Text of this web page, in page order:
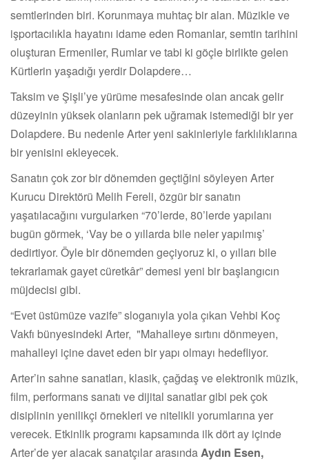
semtlerinden biri. Korunmaya muhtaç bir alan. Müzikle ve
işportacılıkla hayatını idame eden Romanlar, semtin tarihini
oluşturan Ermeniler, Rumlar ve tabi ki göçle birlikte gelen
Kürtlerin yaşadığı yerdir Dolapdere…
Taksim ve Şişli’ye yürüme mesafesinde olan ancak gelir
düzeyinin yüksek olanların pek uğramak istemediği bir yer
Dolapdere. Bu nedenle Arter yeni sakinleriyle farklılıklarına
bir yenisini ekleyecek.
Sanatın çok zor bir dönemden geçtiğini söyleyen Arter
Kurucu Direktörü Melih Fereli, özgür bir sanatın
yaşatılacağını vurgularken “70’lerde, 80’lerde yapılanı
bugün görmek, ‘Vay be o yıllarda bile neler yapılmış’
dedirtiyor. Öyle bir dönemden geçiyoruz ki, o yılları bile
tekrarlamak gayet cüretkâr” demesi yeni bir başlangıcın
müjdecisi gibi.
“Evet üstümüze vazife” sloganıyla yola çıkan Vehbi Koç
Vakfı bünyesindeki Arter, "Mahalleye sırtını dönmeyen,
mahalleyi içine davet eden bir yapı olmayı hedefliyor.
Arter’in sahne sanatları, klasik, çağdaş ve elektronik müzik,
film, performans sanatı ve dijital sanatlar gibi pek çok
disiplinin yenilikçi örnekleri ve nitelikli yorumlarına yer
verecek. Etkinlik programı kapsamında ilk dört ay içinde
Arter’de yer alacak sanatçılar arasındaAydın Esen,